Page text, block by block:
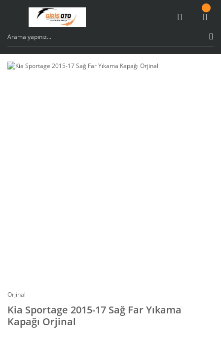
Orjinal
Kia Sportage 2015-17 Sağ Far Yıkama
Kapağı Orjinal